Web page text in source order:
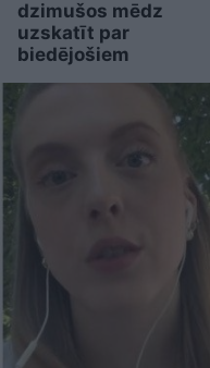
dzimušos mēdz
uzskatīt par
biedējošiem